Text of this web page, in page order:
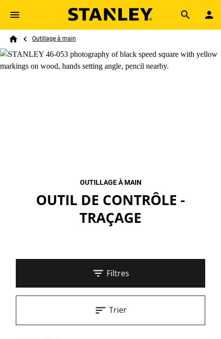
Skip to main content
Search
Breadcrumb
Outillage à main
OUTILLAGE À MAIN
OUTIL DE CONTRÔLE -
TRAÇAGE
Filtres
Trier